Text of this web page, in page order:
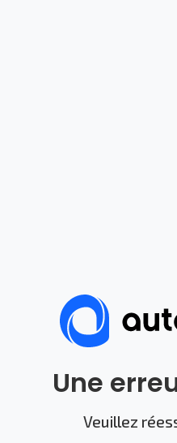
Une
Veuillez